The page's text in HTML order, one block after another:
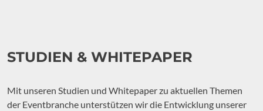
STUDIEN & WHITEPAPER
Mit unseren Studien und Whitepaper zu aktuellen Themen
der Eventbranche unterstützen wir die Entwicklung unserer